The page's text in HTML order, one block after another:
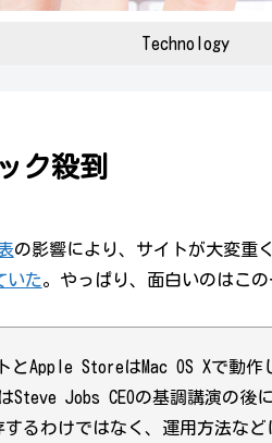
Technology
ク殺到
の影響により、サイトが大変重
いた。やっぱり、面白いのはこの
Apple StoreはMac OS Xで動作
Steve Jobs CEOの基調講演の
るわけではなく、運用方法な